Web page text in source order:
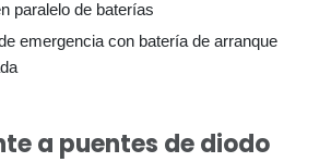
paralelo de baterías
emergencia con batería de arranque
a puentes de diodo